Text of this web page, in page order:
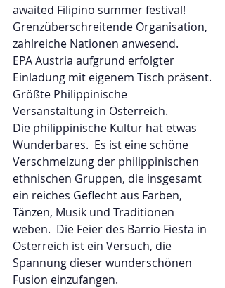
awaited Filipino summer festival!
Grenzüberschreitende Organisation,
zahlreiche Nationen anwesend.
EPA Austria aufgrund erfolgter
Einladung mit eigenem Tisch präsent.
Größte Philippinische
Versanstaltung in Österreich.
Die philippinische Kultur hat etwas
Wunderbares.  Es ist eine schöne
Verschmelzung der philippinischen
ethnischen Gruppen, die insgesamt
ein reiches Geflecht aus Farben,
Tänzen, Musik und Traditionen
weben.  Die Feier des Barrio Fiesta in
Österreich ist ein Versuch, die
Spannung dieser wunderschönen
Fusion einzufangen.